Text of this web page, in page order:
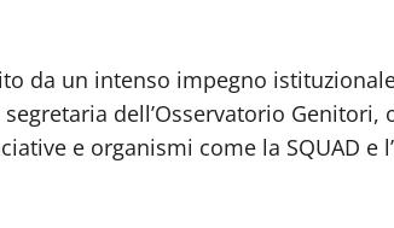
da un intenso impegno
dell’Osservatorio Genitori,
e organismi come la SQUAD e